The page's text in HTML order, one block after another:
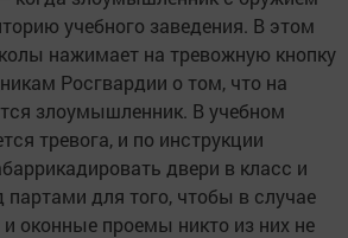
учебного заведения. В этом
нажимает на тревожную кнопку
Росгвардии о том, что на
злоумышленник. В учебном
тревога, и по инструкции
двери в класс и
партами для того, чтобы в случае
оконные проемы никто из них не